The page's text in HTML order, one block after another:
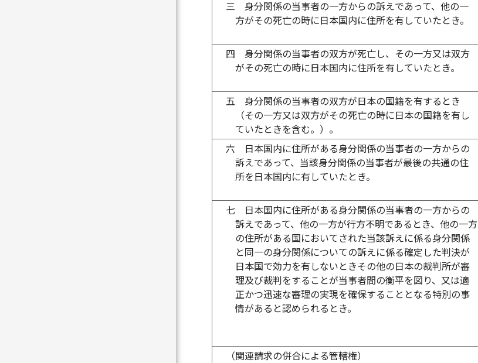
三
身分関係の当事者の一方からの訴えであって、他の一
方がその死亡の時に日本国内に住所を有していたとき。
四
身分関係の当事者の双方が死亡し、その一方又は双方
がその死亡の時に日本国内に住所を有していたとき。
五
身分関係の当事者の双方が日本の国籍を有するとき
（その一方又は双方がその死亡の時に日本の国籍を有し
ていたときを含む。）。
六
日本国内に住所がある身分関係の当事者の一方からの
訴えであって、当該身分関係の当事者が最後の共通の住
所を日本国内に有していたとき。
七
日本国内に住所がある身分関係の当事者の一方からの
訴えであって、他の一方が行方不明であるとき、他の一方
の住所がある国においてされた当該訴えに係る身分関係
と同一の身分関係についての訴えに係る確定した判決が
日本国で効力を有しないときその他の日本の裁判所が審
理及び裁判をすることが当事者間の衡平を図り、又は適
正かつ迅速な審理の実現を確保することとなる特別の事
情があると認められるとき。
（関連請求の併合による管轄権）